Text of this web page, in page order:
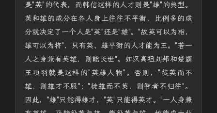
是"英"的代表，而韩信这样的人才则是"雄"的典型。
英和雄的成分在各人身上往往不平衡，比例多的成
分就决定了一个人是"英"还是"雄"。"故英可以为相，
雄可以为将"，只有英、雄平衡的人才能为王。"若一
人之身兼有英雄，则能长世"。如汉高祖刘邦和楚霸
王项羽就是这样的"英雄人物"。否则，"徒英而不
雄，则雄才不服"；"徒雄而不英，则智者不归往"。
因此，"雄"只能得雄才，"英"只能得英才。"一人身兼